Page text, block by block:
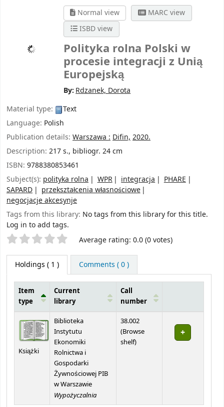
Normal view
MARC view
ISBD view
Polityka rolna Polski w
procesie integracji z Unią
Europejską
By: Rdzanek, Dorota
Material type:
Text
Language: Polish
Publication details: Warszawa :Difin,2020.
Description: 217 s., bibliogr. 24 cm
ISBN: 9788380853461
Subject(s): polityka rolna WPR integracja
PHARE
SAPARD
przekształcenia własnościowe
negocjacje akcesynje
Tags from this library: No tags from this library for this title.
Log in to add tags.
Star ratings Average rating: 0.0 (0 votes)
Holdings ( 1 ) Comments ( 0 )
Item
type
Current
library
Call
number
Książki
Biblioteka
Instytutu
Ekonomiki
Rolnictwa i
Gospodarki
Żywnościowej PIB
w Warszawie
Wypożyczalnia
38.002
(Browse
shelf(Opens below)
)